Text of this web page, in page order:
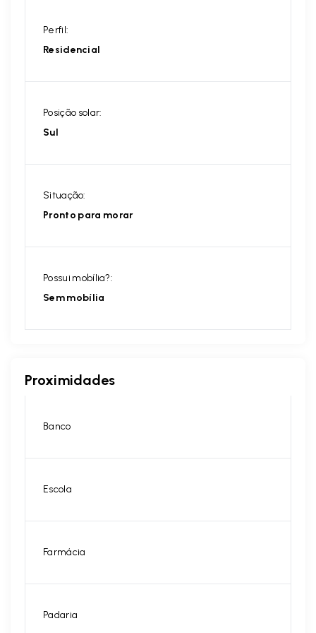
Perfil:
Residencial
Posição solar:
Sul
Situação:
Pronto para morar
Possui mobília?:
Sem mobília
Proximidades
Banco
Escola
Farmácia
Padaria